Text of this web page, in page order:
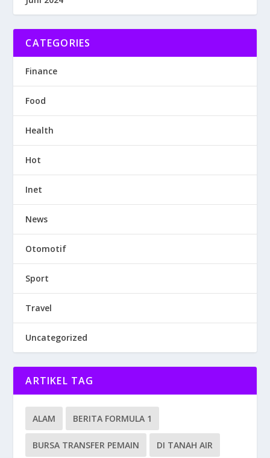
CATEGORIES
Finance
Food
Health
Hot
Inet
News
Otomotif
Sport
Travel
Uncategorized
ARTIKEL TAG
ALAM BERITA FORMULA 1
BURSA TRANSFER PEMAIN DI TANAH AIR